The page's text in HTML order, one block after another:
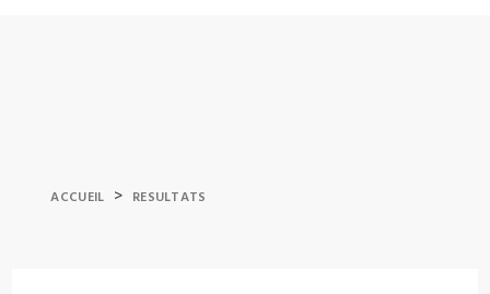
ACCUEIL > RESULTATS